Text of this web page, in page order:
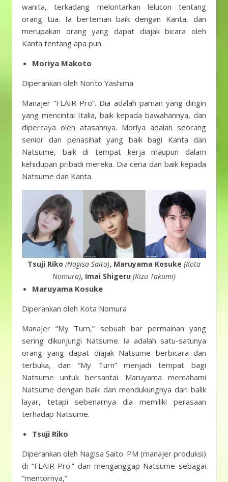
wanita, terkadang melontarkan lelucon tentang
orang tua. Ia berteman baik dengan Kanta, dan
merupakan orang yang dapat diajak bicara oleh
Kanta tentang apa pun.
Moriya Makoto
Diperankan oleh Norito Yashima
Manajer “FLAIR Pro”. Dia adalah paman yang dingin
yang mencintai Italia, baik kepada bawahannya, dan
dipercaya oleh atasannya. Moriya adalah seorang
senior dan penasihat yang baik bagi Kanta dan
Natsume, baik di tempat kerja maupun dalam
kehidupan pribadi mereka. Dia ceria dan baik kepada
Natsume dan Kanta.
Tsuji Riko (Nagisa Saito), Maruyama Kosuke (Kota
Nomura), Imai Shigeru (Kizu Takumi)
Maruyama Kosuke
Diperankan oleh Kota Nomura
Manajer “My Turn,” sebuah bar permainan yang
sering dikunjungi Natsume. Ia adalah satu-satunya
orang yang dapat diajak Natsume berbicara dan
terbuka, dan “My Turn” menjadi tempat bagi
Natsume untuk bersantai. Maruyama memahami
Natsume dengan baik dan mendukungnya dari balik
layar, tetapi sebenarnya dia memiliki perasaan
terhadap Natsume.
Tsuji Riko
Diperankan oleh Nagisa Saito. PM (manajer produksi)
di “FLAIR Pro.” dan menganggap Natsume sebagai
“mentornya,”